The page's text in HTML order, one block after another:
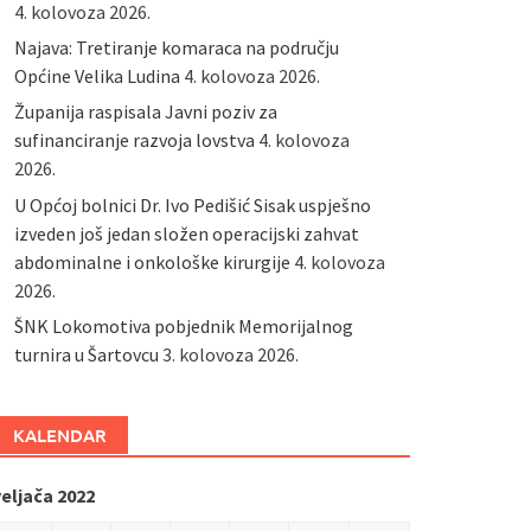
4. kolovoza 2026.
Najava: Tretiranje komaraca na području
Općine Velika Ludina 4. kolovoza 2026.
Županija raspisala Javni poziv za
sufinanciranje razvoja lovstva 4. kolovoza
2026.
U Općoj bolnici Dr. Ivo Pedišić Sisak uspješno
izveden još jedan složen operacijski zahvat
abdominalne i onkološke kirurgije 4. kolovoza
2026.
ŠNK Lokomotiva pobjednik Memorijalnog
turnira u Šartovcu 3. kolovoza 2026.
KALENDAR
2022